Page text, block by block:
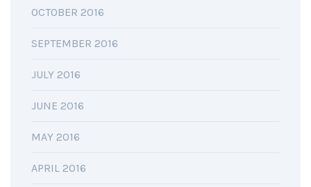
OCTOBER 2016
SEPTEMBER 2016
JULY 2016
JUNE 2016
MAY 2016
APRIL 2016